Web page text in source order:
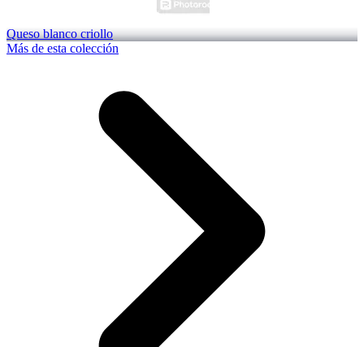
Queso blanco criollo
Más de esta colección